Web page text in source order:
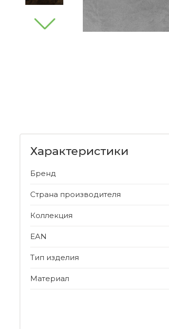
Характеристики
Бренд
Страна производителя
Коллекция
EAN
Тип изделия
Материал